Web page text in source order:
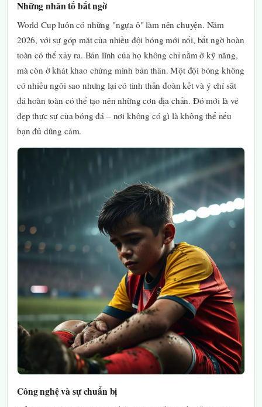
Những nhân tố bất ngờ
World Cup luôn có những "ngựa ô" làm nên chuyện. Năm
2026, với sự góp mặt của nhiều đội bóng mới nổi, bất ngờ hoàn
toàn có thể xảy ra. Bản lĩnh của họ không chỉ nằm ở kỹ năng,
mà còn ở khát khao chứng minh bản thân. Một đội bóng không
có nhiều ngôi sao nhưng lại có tinh thần đoàn kết và ý chí sắt
đá hoàn toàn có thể tạo nên những cơn địa chấn. Đó mới là vẻ
đẹp thực sự của bóng đá – nơi không có gì là không thể nếu
bạn đủ dũng cảm.
Công nghệ và sự chuẩn bị